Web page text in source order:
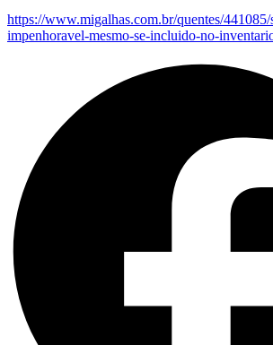
https://www.migalhas.com.br/quentes/
impenhoravel-mesmo-se-incluido-no-